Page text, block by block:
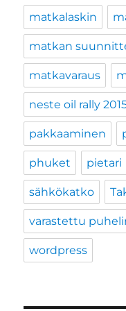
matkalaskin
matkan
matkavaraus
neste oil rally
pakkaaminen
phuket pietari
sähkökatko
varastettu
wordpress